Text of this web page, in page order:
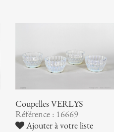
Coupelles VERLYS
Référence : 16669
Ajouter à votre liste